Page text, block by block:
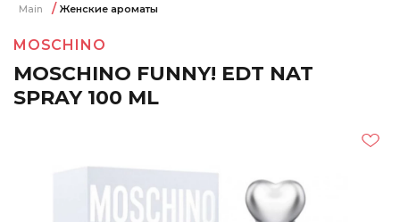
Main Женские ароматы
MOSCHINO
MOSCHINO FUNNY! EDT NAT
SPRAY 100 ML